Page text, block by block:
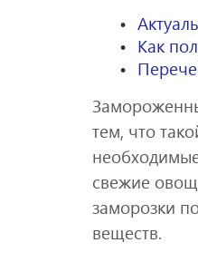
Как
тем, что
свежие
заморозки
веществ.